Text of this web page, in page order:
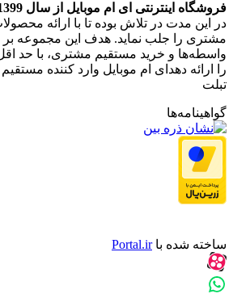
فروشگاه اینترنتی ای ام موبایل از سال 1399 شروع به کار کرده
در این مدت در تلاش بوده تا با ارائه
مشتری را جلب نماید. هدف این مجموعه
واسطه‌ها و خرید مستقیم مشتری، با حد
را ارائه دهدای ام موبایل وارد کننده
تبلت
گواهینامه‌ها
ساخته شده باPortal.ir